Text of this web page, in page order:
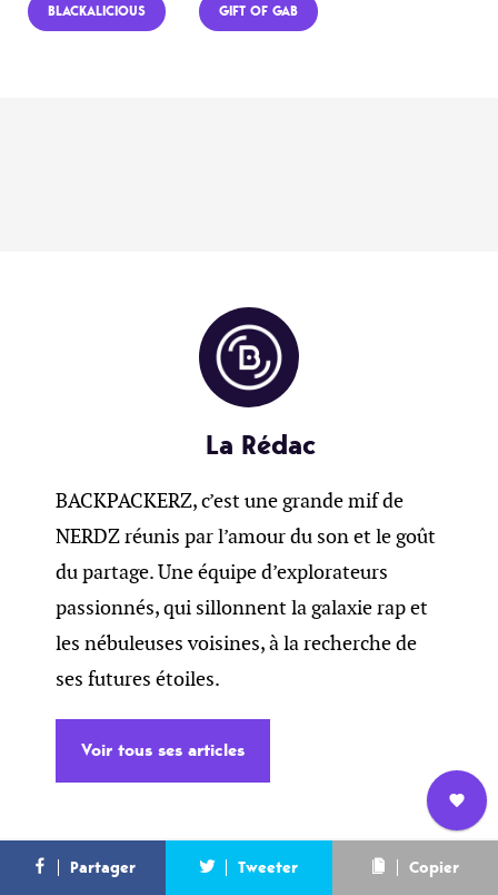
L’équipe
Nous
rejoindre
Newsletter
BLACKALICIOUS GIFT OF GAB
Partager Tweeter Copier
La Rédac
BACKPACKERZ, c’est une grande mif de
NERDZ réunis par l’amour du son et le goût
du partage. Une équipe d’explorateurs
passionnés, qui sillonnent la galaxie rap et
les nébuleuses voisines, à la recherche de
ses futures étoiles.
Voir tous ses articles